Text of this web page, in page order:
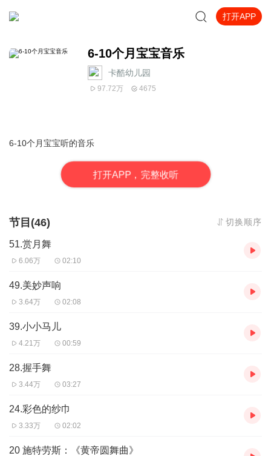
打开APP
6-10个月宝宝音乐
卡酷幼儿园
97.72万 4675
6-10个月宝宝听的音乐
打开APP，完整收听
节目(46) 切换顺序
51.赏月舞
6.06万 02:10
49.美妙声响
3.64万 02:08
39.小小马儿
4.21万 00:59
28.握手舞
3.44万 03:27
24.彩色的纱巾
3.33万 02:02
20 施特劳斯：《黄帝圆舞曲》